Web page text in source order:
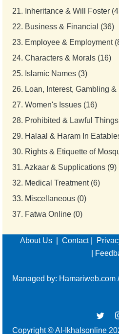
21. Inheritance & Will Foster
22. Business & Financial (36)
23. Employee & Employment
24. Characters & Morals (16)
25. Islamic Names (3)
26. Loan, Interest, Gambling
27. Women's Issues (16)
28. Prohibited & Lawful
29. Halaal & Haram In
30. Rights & Etiquette of
31. Azkaar & Supplications (9)
32. Medical Treatment (6)
33. Miscellaneous (0)
37. Fatwa Online (0)
About Us Contact|
Managed by: Hamariweb.com
Copyright © Al-Ikhalsonline